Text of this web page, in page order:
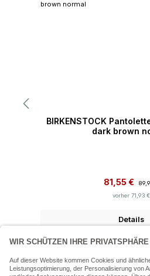
BIRKENSTOCK
dark brown
81,55 €
vorher 71,93 €
Details
07243 54050 (Mo-Fr: 9.30 -